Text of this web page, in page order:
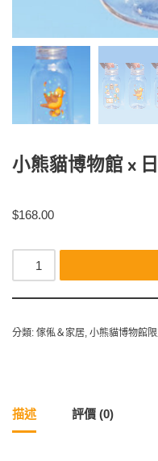
小熊貓博物館 x
$168.00
分類: 傢俬＆家居, 小熊貓博物館
描述 評價 (0)